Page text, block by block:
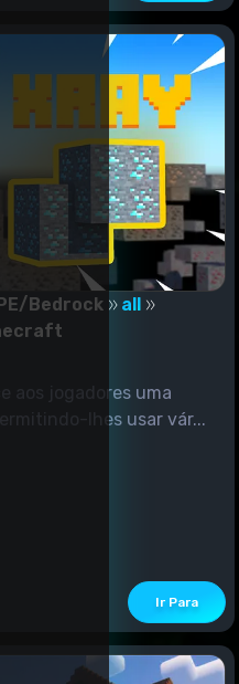
Bedrock
all
aos jogadores uma
lhes usar vár...
Ir Para